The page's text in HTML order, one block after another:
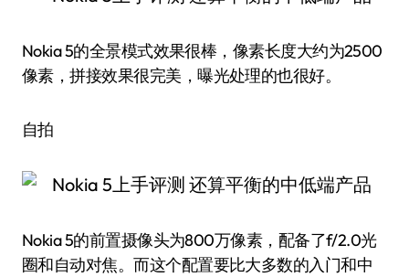
Nokia 5的全景模式效果很棒，像素长度大约为2500
像素，拼接效果很完美，曝光处理的也很好。
自拍
Nokia 5的前置摄像头为800万像素，配备了f/2.0光
圈和自动对焦。而这个配置要比大多数的入门和中